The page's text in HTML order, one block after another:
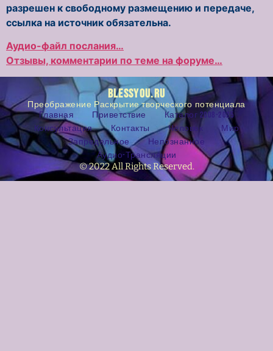
разрешен к свободному размещению и передаче,
ссылка на источник обязательна.
Аудио-файл послания…
Отзывы, комментарии по теме на форуме…
BLESSYOU.RU
Преображение Раскрытие творческого потенциала
Главная
Приветствие
Каталог 2008-2025
Консультация
Контакты Человек
Мир
Запредельное
Непознанное
Аудио-Трансляции
© 2022 All Rights Reserved.